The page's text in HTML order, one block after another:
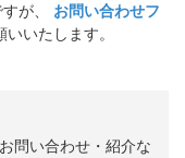
が、
お問い合わせフ
いたします。
問い合わせ・紹介な